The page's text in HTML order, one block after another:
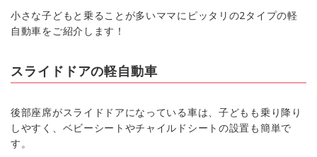
小さな子どもと乗ることが多いママにピッタリの2タイプの軽
自動車をご紹介します！
スライドドアの軽自動車
後部座席がスライドドアになっている車は、子どもも乗り降り
しやすく、ベビーシートやチャイルドシートの設置も簡単で
す。